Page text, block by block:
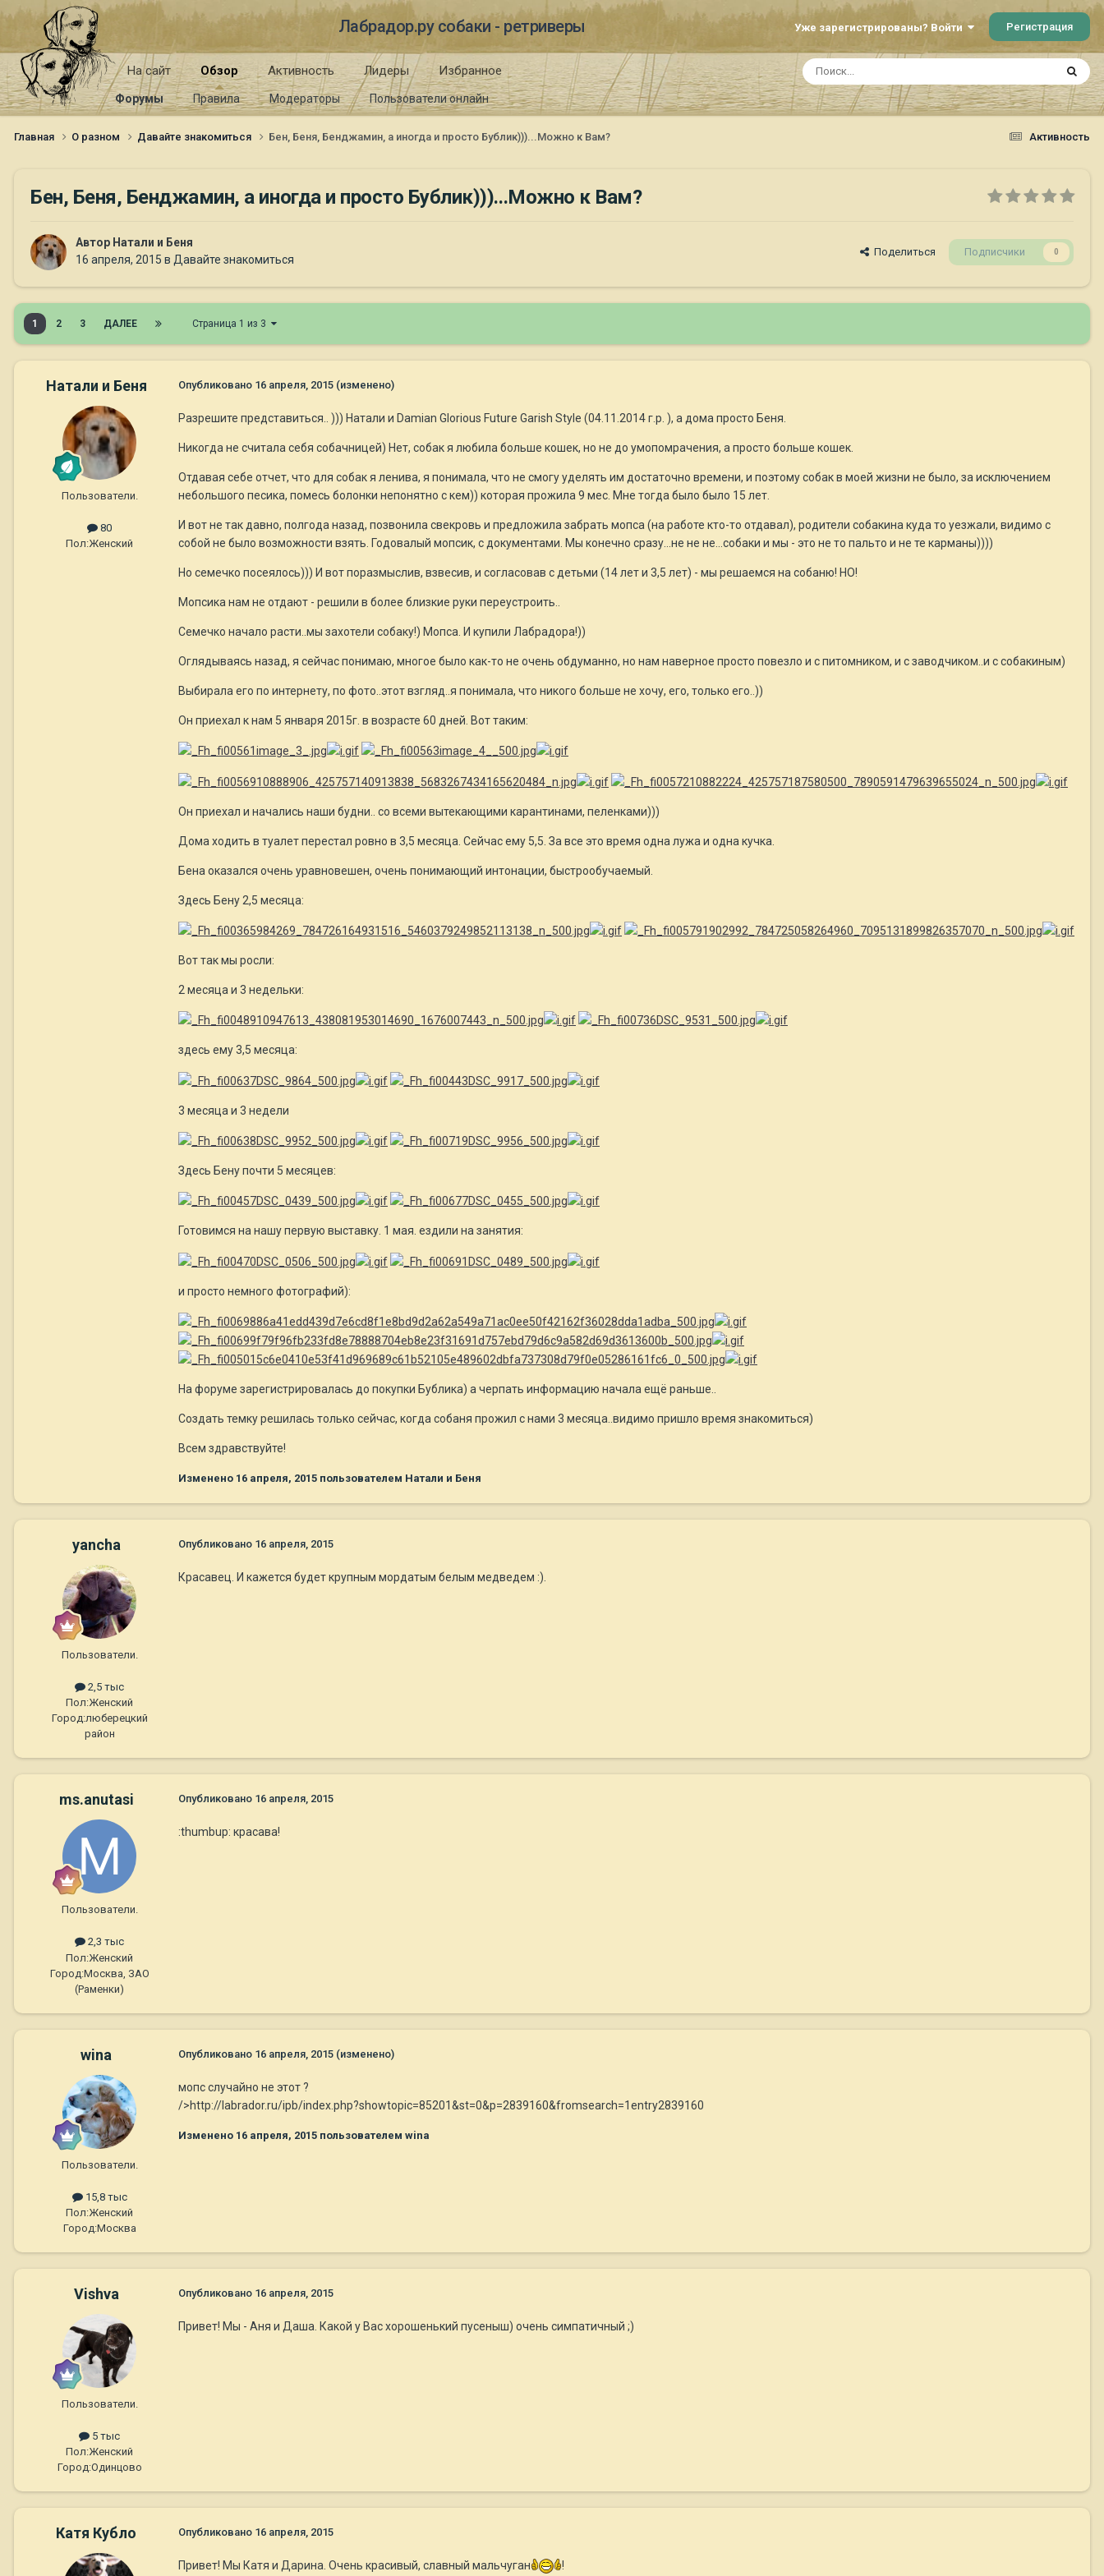
Лабрадор.ру собаки - ретриверы Уже зарегистрированы? Войти Регистрация
На сайт Обзор
Форумы Правила Модераторы Пользователи онлайн
Активность Лидеры Избранное
Активность
Главная О разном Давайте знакомиться Бен, Беня, Бенджамин, а иногда и просто Бублик)))...Можно к Вам?
Бен, Беня, Бенджамин, а иногда и просто Бублик)))...Можно к Вам?
Автор Натали и Беня
16 апреля, 2015 в Давайте знакомиться
Поделиться Подписчики 0
1 2 3 ДАЛЕЕ Страница 1 из 3
Натали и Беня
Пользователи.
80
Пол:Женский
Опубликовано 16 апреля, 2015 (изменено)
Разрешите представиться.. ))) Натали и Damian Glorious Future Garish Style (04.11.2014 г.р. ), а дома просто Беня.
Никогда не считала себя собачницей) Нет, собак я любила больше кошек, но не до умопомрачения, а просто больше кошек.
Отдавая себе отчет, что для собак я ленива, я понимала, что не смогу уделять им достаточно времени, и поэтому собак в моей жизни не было, за исключением
небольшого песика, помесь болонки непонятно с кем)) которая прожила 9 мес. Мне тогда было было 15 лет.
И вот не так давно, полгода назад, позвонила свекровь и предложила забрать мопса (на работе кто-то отдавал), родители собакина куда то уезжали, видимо с
собой не было возможности взять. Годовалый мопсик, с документами. Мы конечно сразу...не не не...собаки и мы - это не то пальто и не те карманы))))
Но семечко посеялось))) И вот поразмыслив, взвесив, и согласовав с детьми (14 лет и 3,5 лет) - мы решаемся на собаню! НО!
Мопсика нам не отдают - решили в более близкие руки переустроить..
Семечко начало расти..мы захотели собаку!) Мопса. И купили Лабрадора!))
Оглядываясь назад, я сейчас понимаю, многое было как-то не очень обдуманно, но нам наверное просто повезло и с питомником, и с заводчиком..и с собакиным)
Выбирала его по интернету, по фото..этот взгляд..я понимала, что никого больше не хочу, его, только его..))
Он приехал к нам 5 января 2015г. в возрасте 60 дней. Вот таким:
Он приехал и начались наши будни.. со всеми вытекающими карантинами, пеленками)))
Дома ходить в туалет перестал ровно в 3,5 месяца. Сейчас ему 5,5. За все это время одна лужа и одна кучка.
Бена оказался очень уравновешен, очень понимающий интонации, быстрообучаемый.
Здесь Бену 2,5 месяца:
Вот так мы росли:
2 месяца и 3 недельки:
здесь ему 3,5 месяца:
3 месяца и 3 недели
Здесь Бену почти 5 месяцев:
Готовимся на нашу первую выставку. 1 мая. ездили на занятия:
и просто немного фотографий):
На форуме зарегистрировалась до покупки Бублика) а черпать информацию начала ещё раньше..
Создать темку решилась только сейчас, когда собаня прожил с нами 3 месяца..видимо пришло время знакомиться)
Всем здравствуйте!
Изменено 16 апреля, 2015 пользователем Натали и Беня
yancha
Пользователи.
2,5 тыс
Пол:Женский
Город:люберецкий
район
Опубликовано 16 апреля, 2015
Красавец. И кажется будет крупным мордатым белым медведем :).
ms.anutasi
Пользователи.
2,3 тыс
Пол:Женский
Город:Москва, ЗАО
(Раменки)
Опубликовано 16 апреля, 2015
:thumbup: красава!
wina
Пользователи.
15,8 тыс
Пол:Женский
Город:Москва
Опубликовано 16 апреля, 2015 (изменено)
мопс случайно не этот ?
/>http://labrador.ru/ipb/index.php?showtopic=85201&st=0&p=2839160&fromsearch=1entry2839160
Изменено 16 апреля, 2015 пользователем wina
Vishva
Пользователи.
5 тыс
Пол:Женский
Город:Одинцово
Опубликовано 16 апреля, 2015
Привет! Мы - Аня и Даша. Какой у Вас хорошенький пусеныш) очень симпатичный ;)
Катя Кубло Опубликовано 16 апреля, 2015
Привет! Мы Катя и Дарина. Очень красивый, славный мальчуган !